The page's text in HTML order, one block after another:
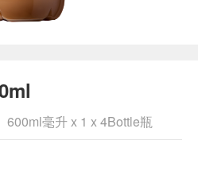
毫升 x 1 x 4Bottle瓶